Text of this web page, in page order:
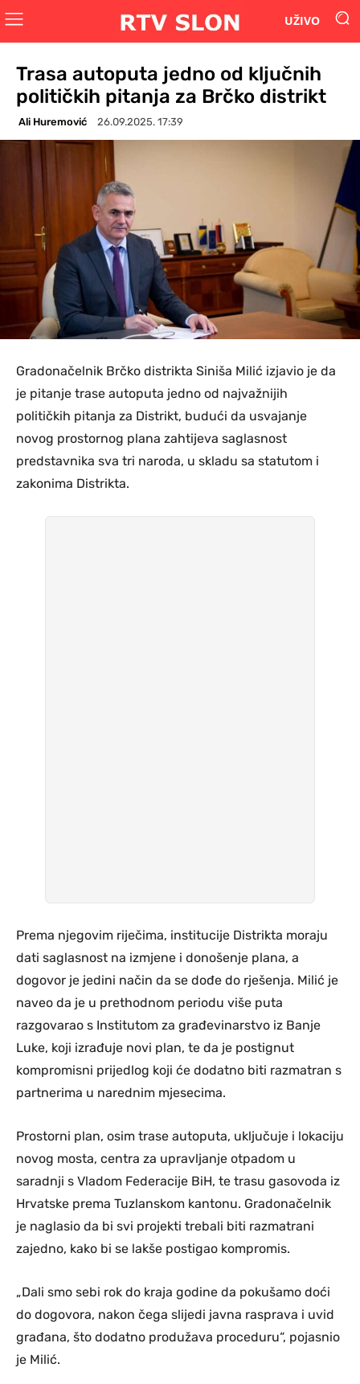
UŽIVO
Trasa autoputa jedno od ključnih
političkih pitanja za Brčko distrikt
Ali Huremović 26.09.2025. 17:39
Gradonačelnik Brčko distrikta Siniša Milić izjavio je da
je pitanje trase autoputa jedno od najvažnijih
političkih pitanja za Distrikt, budući da usvajanje
novog prostornog plana zahtijeva saglasnost
predstavnika sva tri naroda, u skladu sa statutom i
zakonima Distrikta.
Prema njegovim riječima, institucije Distrikta moraju
dati saglasnost na izmjene i donošenje plana, a
dogovor je jedini način da se dođe do rješenja. Milić je
naveo da je u prethodnom periodu više puta
razgovarao s Institutom za građevinarstvo iz Banje
Luke, koji izrađuje novi plan, te da je postignut
kompromisni prijedlog koji će dodatno biti razmatran s
partnerima u narednim mjesecima.
Prostorni plan, osim trase autoputa, uključuje i lokaciju
novog mosta, centra za upravljanje otpadom u
saradnji s Vladom Federacije BiH, te trasu gasovoda iz
Hrvatske prema Tuzlanskom kantonu. Gradonačelnik
je naglasio da bi svi projekti trebali biti razmatrani
zajedno, kako bi se lakše postigao kompromis.
„Dali smo sebi rok do kraja godine da pokušamo doći
do dogovora, nakon čega slijedi javna rasprava i uvid
građana, što dodatno produžava proceduru“, pojasnio
je Milić.